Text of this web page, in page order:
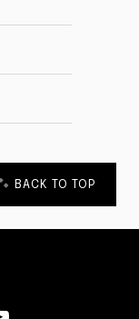
BACK TO TOP